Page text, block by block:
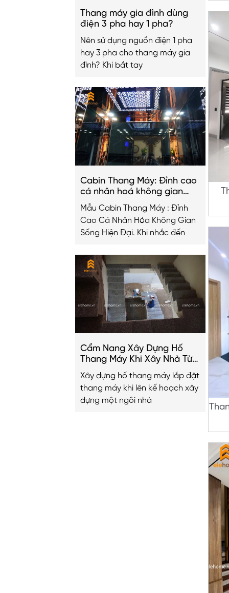
Thang máy gia đình dùng
điện 3 pha hay 1 pha?
Nên sử dụng nguồn điện 1 pha
hay 3 pha cho thang máy gia
đình? Khi bắt tay
Cabin Thang Máy: Đỉnh cao
cá nhân hoá không gian
sống hiện đại
Mẫu Cabin Thang Máy : Đỉnh
Cao Cá Nhân Hóa Không Gian
Sống Hiện Đại. Khi nhắc đến
Cẩm Nang Xây Dựng Hố
Thang Máy Khi Xây Nhà Từ
A-Z
Xây dựng hố thang máy lắp đặt
thang máy khi lên kế hoạch xây
dựng một ngôi nhà